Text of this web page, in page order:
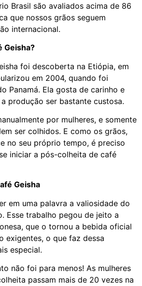
Brasil são avaliados acima de 86
que nossos grãos seguem
internacional.
Geisha?
foi descoberta na Etiópia, em
em 2004, quando foi
Panamá. Ela gosta de carinho e
produção ser bastante custosa.
por mulheres, e somente
ser colhidos. E como os grãos,
no seu próprio tempo, é preciso
iniciar a pós-colheita de café
Geisha
em uma palavra a valiosidade do
Esse trabalho pegou de jeito a
que o tornou a bebida oficial
exigentes, o que faz dessa
especial.
não foi para menos! As mulheres
passam mais de 20 vezes na